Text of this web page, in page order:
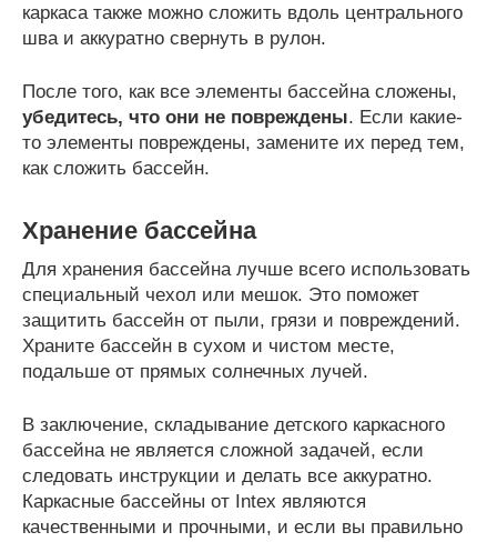
каркаса также можно сложить вдоль центрального
шва и аккуратно свернуть в рулон.
После того, как все элементы бассейна сложены,
убедитесь, что они не повреждены. Если какие-
то элементы повреждены, замените их перед тем,
как сложить бассейн.
Хранение бассейна
Для хранения бассейна лучше всего использовать
специальный чехол или мешок. Это поможет
защитить бассейн от пыли, грязи и повреждений.
Храните бассейн в сухом и чистом месте,
подальше от прямых солнечных лучей.
В заключение, складывание детского каркасного
бассейна не является сложной задачей, если
следовать инструкции и делать все аккуратно.
Каркасные бассейны от Intex являются
качественными и прочными, и если вы правильно